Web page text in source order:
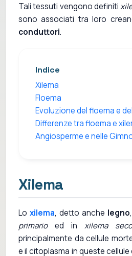
Tali tessuti vengono definiti
sono associati tra loro
conduttori.
Indice
Xilema
Floema
Evoluzione del floema e
Differenze tra floema e
Angiosperme e nelle
Xilema
Lo xilema, detto anche legno
primarioed in xilema
principalmente da cellule
e il citoplasma in queste